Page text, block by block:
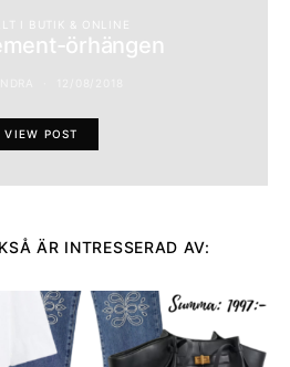
I BUTIK & ONLINE
örhängen
VIEW POST
ÄR INTRESSERAD AV: